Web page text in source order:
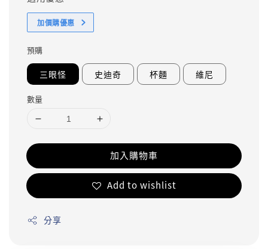
加價購優惠
預購
三眼怪 史迪奇 杯麵 維尼
數量
加入購物車
Add to wishlist
分享